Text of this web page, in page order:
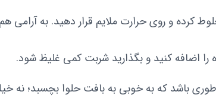
کرده و روی حرارت ملایم قرار دهید. به آرامی
اضافه کنید و بگذارید شربت کمی غلیظ شود.
باشد که به خوبی به بافت حلوا بچسبد؛ نه